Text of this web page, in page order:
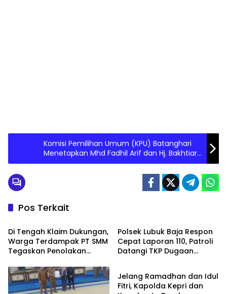
Komisi Pemilihan Umum (KPU) Batanghari
Menetapkan Mhd Fadhil Arif dan Hj. Bakhtiar
Sebagai Bupati Terpilih Pilkada Serentak
Pos Terkait
PEMERINTAHAN
Di Tengah Klaim Dukungan,
Warga Terdampak PT SMM
Tegaskan Penolakan
Masih Merasakan
Dampaknya”
Polsek Lubuk Baja Respon
Cepat Laporan 110, Patroli
Datangi TKP Dugaan
PEMERINTAHAN
Jelang Ramadhan dan Idul
Fitri, Kapolda Kepri dan